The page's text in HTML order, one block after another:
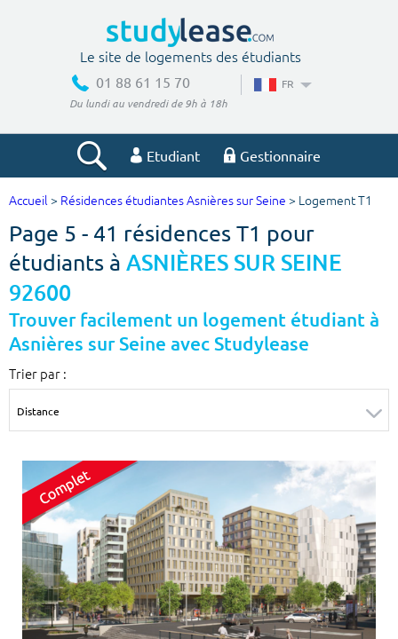
Le site de logements des étudiants
01 88 61 15 70
Du lundi au vendredi de 9h à 18h
FR
Etudiant Gestionnaire
Votre recherche
Ville, école
Budget min Budget max
Surface min
Type de location
Colocation
Votre date d'entrée
Accueil > Résidences étudiantes Asnières sur Seine > Logement T1
Page 5 - 41 résidences T1 pour
étudiants à ASNIÈRES SUR SEINE
92600
Trouver facilement un logement étudiant à
Asnières sur Seine avec Studylease
Trier par :